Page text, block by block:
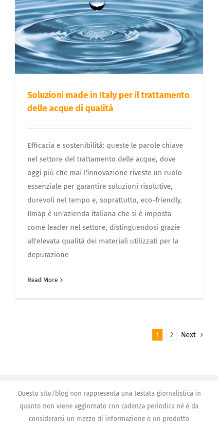
Soluzioni made in Italy per il trattamento
delle acque di qualità
Efficacia e sostenibilità: queste le parole chiave
nel settore del trattamento delle acque, dove
oggi più che mai l'innovazione riveste un ruolo
essenziale per garantire soluzioni risolutive,
durevoli nel tempo e, soprattutto, eco-friendly.
Ilmap è un'azienda italiana che si è imposta
come leader nel settore, distinguendosi grazie
all'elevata qualità dei materiali utilizzati per la
depurazione
Read More
1 2 Next
Questo sito/blog non rappresenta una testata giornalistica in
quanto non viene aggiornato con cadenza periodica né è da
considerarsi un mezzo di informazione o un prodotto